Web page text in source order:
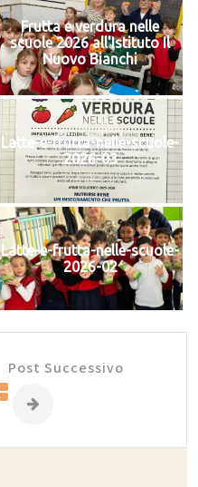
Frutta e verdura nelle
scuole 2026 all'Istituto Il
Nuovo Bianchi
Latte-e-frutta-nelle-scuole-
2026-03
Latte-e-frutta-nelle-scuole-
2026-02
Post Successivo